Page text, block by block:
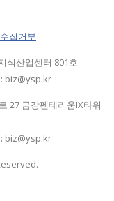
집거부
식산업센터 801호
: biz@ysp.kr
27 금강펜테리움IX타워
: biz@ysp.kr